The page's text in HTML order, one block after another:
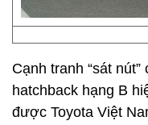
Cạnh tranh “sát
hatchback hạng B
được Toyota Việt